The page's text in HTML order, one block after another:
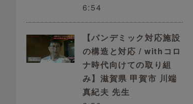
6:54
【パンデミック対応施設
の構造と対応 / withコロ
ナ時代向けての取り組
み】滋賀県 甲賀市 川端
真紀夫 先生